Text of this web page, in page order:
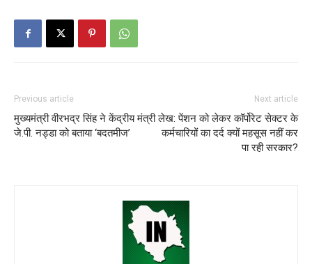
Previous article
मुख्यमंत्री वीरभद्र सिंह ने केंद्रीय मंत्री
जे.पी. नड्डा को बताया ‘बदतमीज’
Next article
लेख: पेंशन को लेकर कॉर्पोरेट सेक्टर के
कर्मचारियों का दर्द क्यों महसूस नहीं कर
पा रही सरकार?